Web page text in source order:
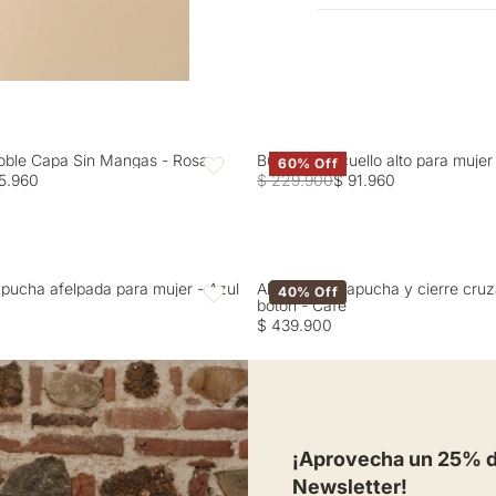
Favoritos
Capa Sin Mangas - Rosa
60% Off
Buzo tejido cuello alto para
$ 229.900$ 91.960
Favoritos
afelpada para mujer - Azul 40% Off
Abrigo con capucha y cierre
botón - Café
$ 439.900
¡Aprovecha un 25%
Newsletter!